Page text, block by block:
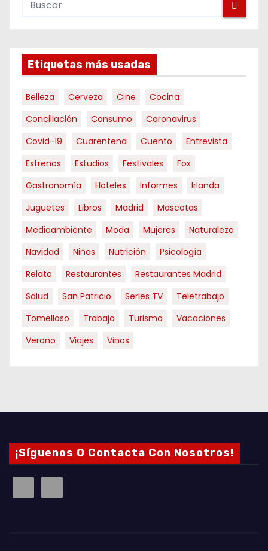
Etiquetas más usadas
Belleza Cerveza Cine
Cocina
Conciliación
Consumo
Coronavirus
Covid-19
Cuarentena Cuento
Entrevista
Estrenos
Estudios Festivales
Fox
Gastronomía
Hoteles Informes
Irlanda
Juguetes
Libros Madrid
Mascotas
Medioambiente
Moda Mujeres
Naturaleza
Navidad
Niños Nutrición
Psicología
Relato
Restaurantes
Restaurantes Madrid
Salud
San Patricio Series TV
Teletrabajo
Tomelloso
Trabajo Turismo
Vacaciones
Verano
Viajes Vinos
¡Síguenos O Contacta Con Nosotros!